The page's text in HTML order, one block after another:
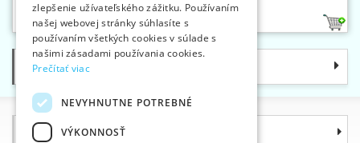
1
Kategórie
Informácie
ENGLISH
GERMAN
zlepšenie užívateľského zážitku. Používaním
našej webovej stránky súhlasíte s
používaním všetkých cookies v súlade s
našimi zásadami používania cookies.
Prečítať viac
NEVYHNUTNE POTREBNÉ
VÝKONNOSŤ